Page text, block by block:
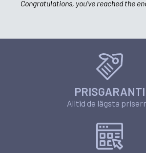
Congratulations, you've reached the
PRISGARANTI
Alltid de lägsta